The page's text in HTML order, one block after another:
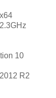
10
R2